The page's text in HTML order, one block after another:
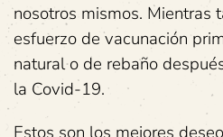
nosotros mismos. Mientras
esfuerzo de vacunación
natural o de rebaño
la Covid-19.
Estos son los mejores